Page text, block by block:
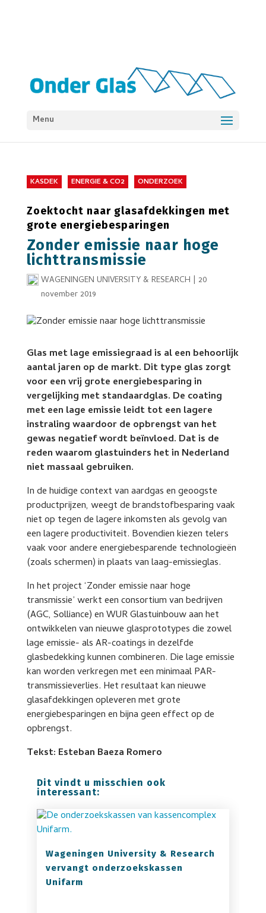
Menu
KASDEK ENERGIE & CO2 ONDERZOEK
Zoektocht naar glasafdekkingen met
grote energiebesparingen
Zonder emissie naar hoge
lichttransmissie
WAGENINGEN UNIVERSITY & RESEARCH | 20
november 2019
Glas met lage emissiegraad is al een behoorlijk
aantal jaren op de markt. Dit type glas zorgt
voor een vrij grote energiebesparing in
vergelijking met standaardglas. De coating
met een lage emissie leidt tot een lagere
instraling waardoor de opbrengst van het
gewas negatief wordt beïnvloed. Dat is de
reden waarom glastuinders het in Nederland
niet massaal gebruiken.
In de huidige context van aardgas en geoogste
productprijzen, weegt de brandstofbesparing vaak
niet op tegen de lagere inkomsten als gevolg van
een lagere productiviteit. Bovendien kiezen telers
vaak voor andere energiebesparende technologieën
(zoals schermen) in plaats van laag-emissieglas.
In het project ‘Zonder emissie naar hoge
transmissie’ werkt een consortium van bedrijven
(AGC, Solliance) en WUR Glastuinbouw aan het
ontwikkelen van nieuwe glasprototypes die zowel
lage emissie- als AR-coatings in dezelfde
glasbedekking kunnen combineren. Die lage emissie
kan worden verkregen met een minimaal PAR-
transmissieverlies. Het resultaat kan nieuwe
glasafdekkingen opleveren met grote
energiebesparingen en bijna geen effect op de
opbrengst.
Tekst: Esteban Baeza Romero
Dit vindt u misschien ook
interessant:
Wageningen University & Research
vervangt onderzoekskassen
Unifarm